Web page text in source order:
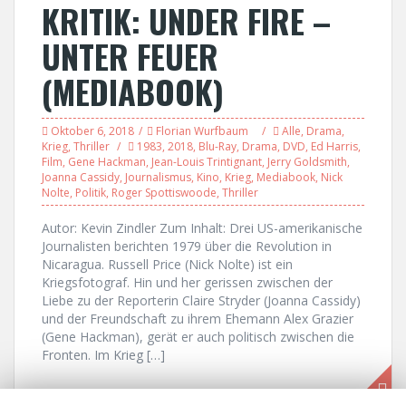
KRITIK: UNDER FIRE –
UNTER FEUER
(MEDIABOOK)
Oktober 6, 2018 Florian Wurfbaum Alle, Drama,
Krieg, Thriller 1983, 2018, Blu-Ray, Drama, DVD, Ed Harris,
Film, Gene Hackman, Jean-Louis Trintignant, Jerry Goldsmith,
Joanna Cassidy, Journalismus, Kino, Krieg, Mediabook, Nick
Nolte, Politik, Roger Spottiswoode, Thriller
Autor: Kevin Zindler Zum Inhalt: Drei US-amerikanische
Journalisten berichten 1979 über die Revolution in
Nicaragua. Russell Price (Nick Nolte) ist ein
Kriegsfotograf. Hin und her gerissen zwischen der
Liebe zu der Reporterin Claire Stryder (Joanna Cassidy)
und der Freundschaft zu ihrem Ehemann Alex Grazier
(Gene Hackman), gerät er auch politisch zwischen die
Fronten. Im Krieg […]